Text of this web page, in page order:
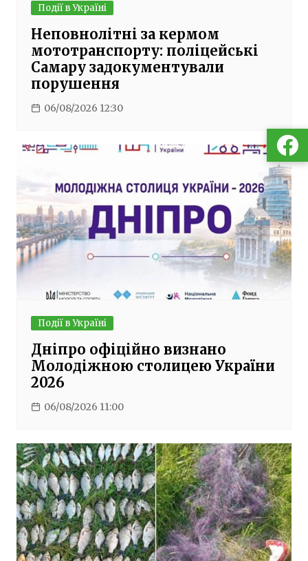
Події в Україні
Неповнолітні за кермом
мототранспорту: поліцейські
Самару задокументували
порушення
06/08/2026 12:30
Події в Україні
Дніпро офіційно визнано
Молодіжною столицею України
2026
06/08/2026 11:00